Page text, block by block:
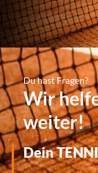
Du hast Fragen?
Wir
weiter!
Dein